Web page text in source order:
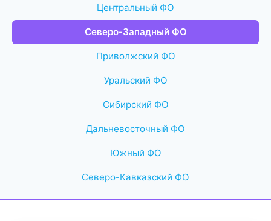
Центральный ФО
Северо-Западный ФО
Приволжский ФО
Уральский ФО
Сибирский ФО
Дальневосточный ФО
Южный ФО
Северо-Кавказский ФО